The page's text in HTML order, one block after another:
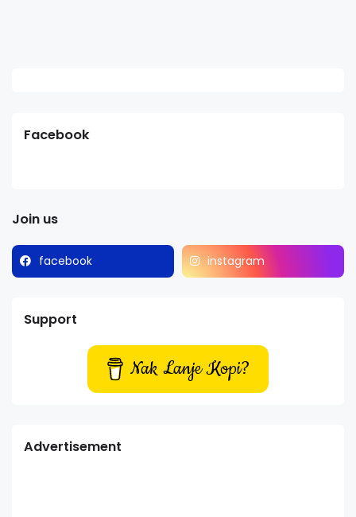
Facebook
Join us
facebook instagram
Support
Nak Lanje Kopi?
Advertisement